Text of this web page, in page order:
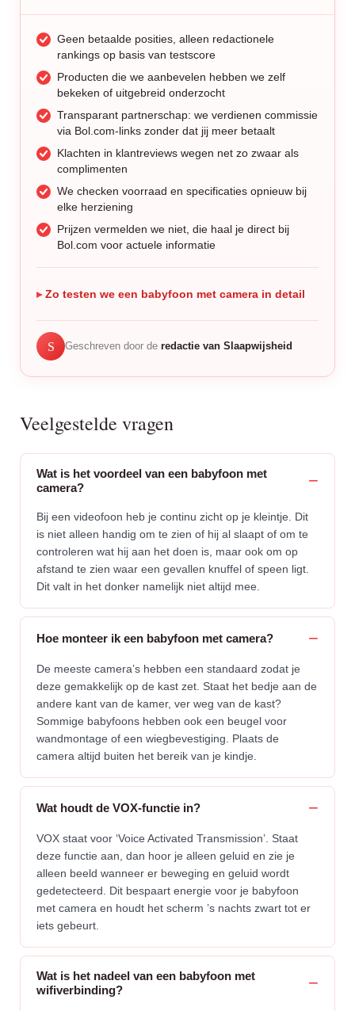
Geen betaalde posities, alleen redactionele
rankings op basis van testscore
Producten die we aanbevelen hebben we zelf
bekeken of uitgebreid onderzocht
Transparant partnerschap: we verdienen commissie
via Bol.com-links zonder dat jij meer betaalt
Klachten in klantreviews wegen net zo zwaar als
complimenten
We checken voorraad en specificaties opnieuw bij
elke herziening
Prijzen vermelden we niet, die haal je direct bij
Bol.com voor actuele informatie
Zo testen we een babyfoon met camera in detail
S Geschreven door deredactie van Slaapwijsheid
Veelgestelde vragen
Wat is het voordeel van een babyfoon met
camera?
Bij een videofoon heb je continu zicht op je kleintje. Dit
is niet alleen handig om te zien of hij al slaapt of om te
controleren wat hij aan het doen is, maar ook om op
afstand te zien waar een gevallen knuffel of speen ligt.
Dit valt in het donker namelijk niet altijd mee.
Hoe monteer ik een babyfoon met camera?
De meeste camera’s hebben een standaard zodat je
deze gemakkelijk op de kast zet. Staat het bedje aan de
andere kant van de kamer, ver weg van de kast?
Sommige babyfoons hebben ook een beugel voor
wandmontage of een wiegbevestiging. Plaats de
camera altijd buiten het bereik van je kindje.
Wat houdt de VOX-functie in?
VOX staat voor ‘Voice Activated Transmission’. Staat
deze functie aan, dan hoor je alleen geluid en zie je
alleen beeld wanneer er beweging en geluid wordt
gedetecteerd. Dit bespaart energie voor je babyfoon
met camera en houdt het scherm ’s nachts zwart tot er
iets gebeurt.
Wat is het nadeel van een babyfoon met
wifiverbinding?